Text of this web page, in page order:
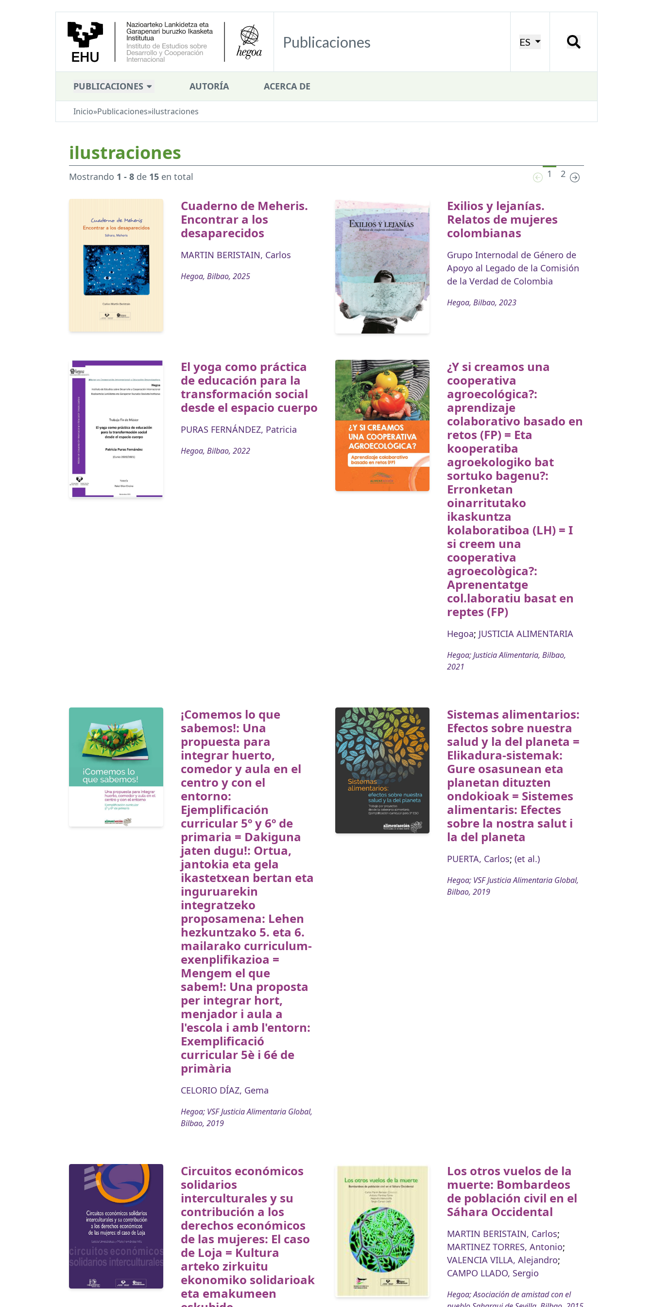
Publicaciones ES
PUBLICACIONES AUTORÍA ACERCA DE
Inicio»Publicaciones»ilustraciones
ilustraciones
Mostrando 1 - 8 de 15 en total 1 2
Cuaderno de Meheris.
Encontrar a los
desaparecidos
MARTIN BERISTAIN, Carlos
Hegoa, Bilbao, 2025
Exilios y lejanías.
Relatos de mujeres
colombianas
Grupo Internodal de Género de
Apoyo al Legado de la Comisión
de la Verdad de Colombia
Hegoa, Bilbao, 2023
El yoga como práctica
de educación para la
transformación social
desde el espacio cuerpo
PURAS FERNÁNDEZ, Patricia
Hegoa, Bilbao, 2022
¿Y si creamos una
cooperativa
agroecológica?:
aprendizaje
colaborativo basado en
retos (FP) = Eta
kooperatiba
agroekologiko bat
sortuko bagenu?:
Erronketan
oinarritutako
ikaskuntza
kolaboratiboa (LH) = I
si creem una
cooperativa
agroecològica?:
Aprenentatge
col.laboratiu basat en
reptes (FP)
Hegoa; JUSTICIA ALIMENTARIA
Hegoa; Justicia Alimentaria, Bilbao,
2021
¡Comemos lo que
sabemos!: Una
propuesta para
integrar huerto,
comedor y aula en el
centro y con el
entorno:
Ejemplificación
curricular 5º y 6º de
primaria = Dakiguna
jaten dugu!: Ortua,
jantokia eta gela
ikastetxean bertan eta
inguruarekin
integratzeko
proposamena: Lehen
hezkuntzako 5. eta 6.
mailarako curriculum-
exenplifikazioa =
Mengem el que
sabem!: Una proposta
per integrar hort,
menjador i aula a
l'escola i amb l'entorn:
Exemplificació
curricular 5è i 6é de
primària
CELORIO DÍAZ, Gema
Hegoa; VSF Justicia Alimentaria Global,
Bilbao, 2019
Sistemas alimentarios:
Efectos sobre nuestra
salud y la del planeta =
Elikadura-sistemak:
Gure osasunean eta
planetan dituzten
ondokioak = Sistemes
alimentaris: Efectes
sobre la nostra salut i
la del planeta
PUERTA, Carlos; (et al.)
Hegoa; VSF Justicia Alimentaria Global,
Bilbao, 2019
Circuitos económicos
solidarios
interculturales y su
contribución a los
derechos económicos
de las mujeres: El caso
de Loja = Kultura
arteko zirkuitu
ekonomiko solidarioak
eta emakumeen
Los otros vuelos de la
muerte: Bombardeos
de población civil en el
Sáhara Occidental
MARTIN BERISTAIN, Carlos;
MARTINEZ TORRES, Antonio;
VALENCIA VILLA, Alejandro;
CAMPO LLADO, Sergio
Hegoa; Asociación de amistad con el